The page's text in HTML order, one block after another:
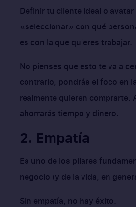
Definir tu cliente ideal o
«seleccionar» con qué
es con la que quieres trabajar.
No pienses que esto te va a
contrario, pondrás el foco en
realmente quieren comprarte.
ahorrarás tiempo y dinero.
2. Empatía
Es uno de los pilares
negocio (y de la vida, en
Sin empatía, no hay éxito.